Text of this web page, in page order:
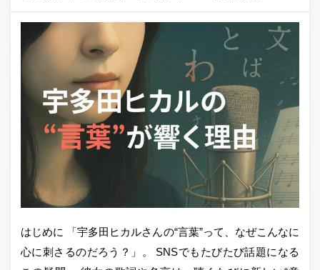
はじめに 「宇多田ヒカルさんの“言葉”って、なぜこんなに
心に刺さるのだろう？」。 SNSでもたびたび話題になる